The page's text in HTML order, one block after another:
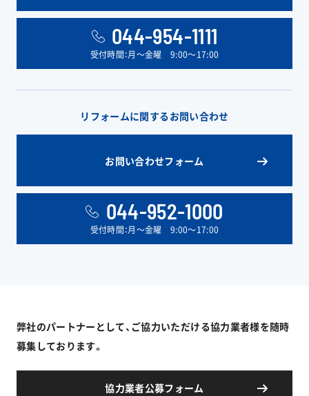
044-954-1111
受付時間：月〜金曜 9:00〜17:00
リフォームに関するお問い合わせ
お問い合わせフォーム
044-952-1000
受付時間：月〜金曜 9:00〜17:00
弊社のパートナーとして、ご協力いただける協力業者様を随時
募集しております。
協力業者公募フォーム